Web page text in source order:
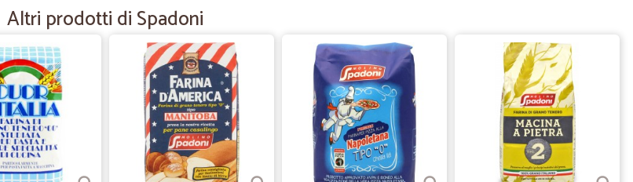
Consegna puntuale, ottimo imballaggio, tutto come da aspettative’
12/02/2022
—Magda M.
Spedizione nei tempi indicati
Spedizione nei tempi indicati, imballaggio perfetto, prodotti integri (non schiacciati o
sbriciolati), e con date di scadenza non troppo prossime. Per i prodotti eventualmente
mancanti viene emesso un rimborso che può essere utilizzato per la spesa successiva. Un
po’ cari gli affettati, ma di buona qualità. Avendo utilizzato questo servizio già diverse volte,
posso dire di essere molto soddisfatta.
Altri prodotti di Spadoni